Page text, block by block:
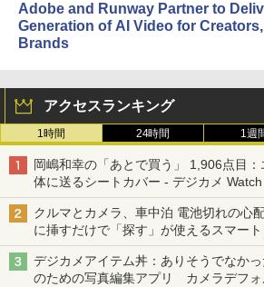
Adobe and Runway Partner to
Generation of AI Video for
Brands
アクセスランキング
1時間 24時間 1週
岡嶋和幸の「あとで買う」 1,906点目
体に送るシートカバー - デジカメ Watch
クルマとカメラ、車中泊 電池切れの心
に挿すだけで「探す」が使えるスマー
デジカメアイテム丼：ありそうでなかっ
のための写真編集アプリ カメラデフォ